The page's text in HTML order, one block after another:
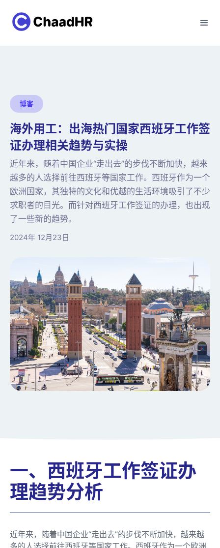
博客
海外用工：出海热门国家西班牙工作签
证办理相关趋势与实操
近年来，随着中国企业“走出去”的步伐不断加快，越来
越多的人选择前往西班牙等国家工作。西班牙作为一个
欧洲国家，其独特的文化和优越的生活环境吸引了不少
求职者的目光。而针对西班牙工作签证的办理，也出现
了一些新的趋势。
2024年 12月23日
一、西班牙工作签证办
理趋势分析
近年来，随着中国企业“走出去”的步伐不断加快，越来越
多的人选择前往西班牙等国家工作。西班牙作为一个欧洲